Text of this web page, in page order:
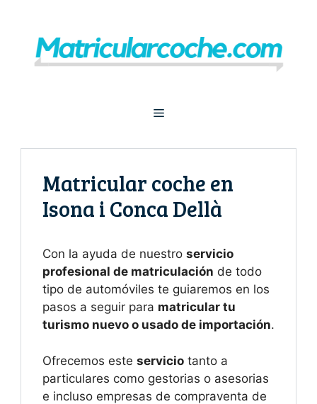
contenido
Menú
Matricular coche en
Isona i Conca Dellà
Con la ayuda de nuestro servicio
profesional de matriculación de todo
tipo de automóviles te guiaremos en los
pasos a seguir para matricular tu
turismo nuevo o usado de importación.
Ofrecemos este servicio tanto a
particulares como gestorias o asesorias
e incluso empresas de compraventa de